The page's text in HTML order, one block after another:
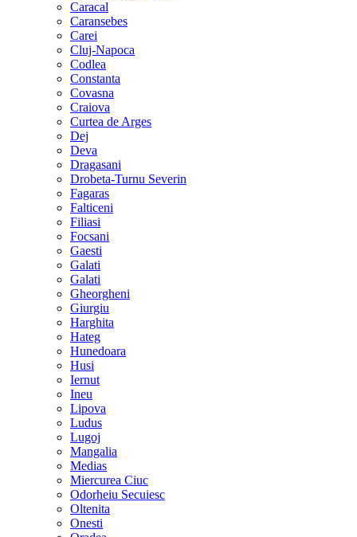
Caracal
Caransebes
Carei
Cluj-Napoca
Codlea
Constanta
Covasna
Craiova
Curtea de Arges
Dej
Deva
Dragasani
Drobeta-Turnu Severin
Fagaras
Falticeni
Filiasi
Focsani
Gaesti
Galati
Galati
Gheorgheni
Giurgiu
Harghita
Hateg
Hunedoara
Husi
Iernut
Ineu
Lipova
Ludus
Lugoj
Mangalia
Medias
Miercurea Ciuc
Odorheiu Secuiesc
Oltenita
Onesti